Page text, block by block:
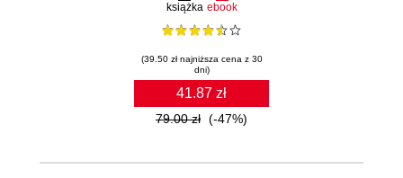
książka ebook
(39.50 zł najniższa cena z 30
dni)
41.87 zł
79.00 zł (-47%)